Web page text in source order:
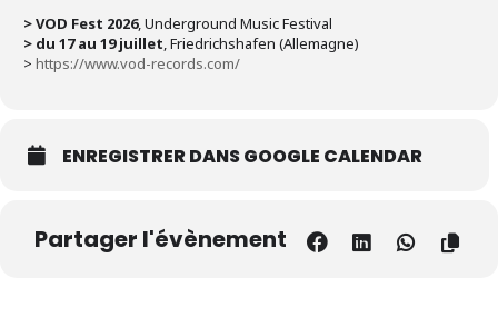
> VOD Fest 2026, Underground Music Festival
> du 17 au 19 juillet, Friedrichshafen (Allemagne)
> https://www.vod-records.com/
ENREGISTRER DANS GOOGLE CALENDAR
Partager l'évènement